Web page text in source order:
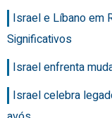
Israel e Líbano em
Significativos
Israel enfrenta
Israel celebra